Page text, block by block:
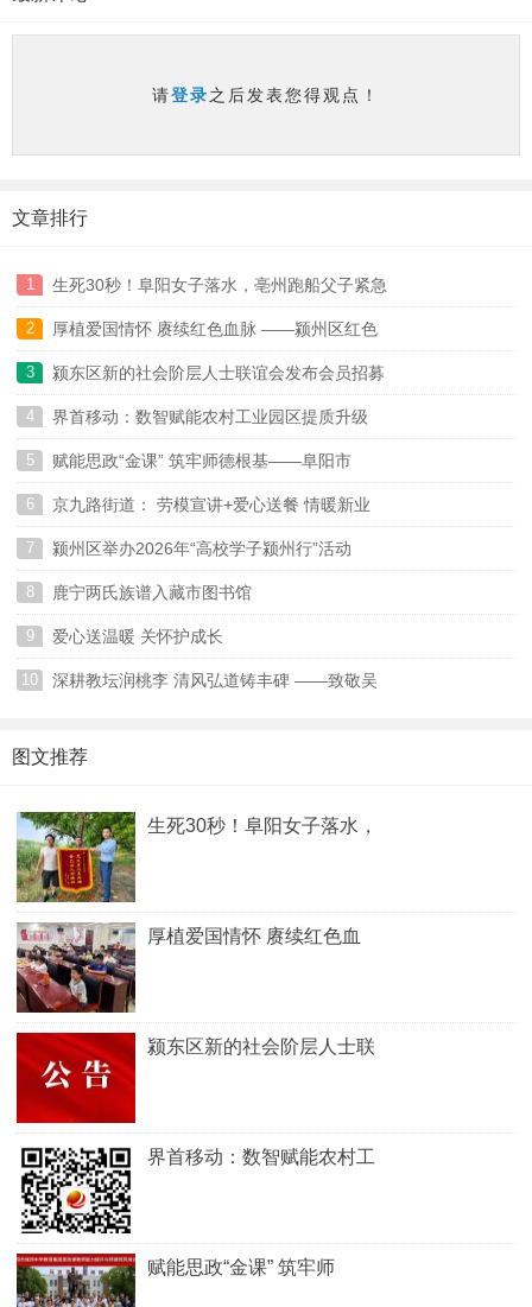
请登录之后发表您得观点！
文章排行
1 生死30秒！阜阳女子落水，亳州跑船父子紧急
2 厚植爱国情怀 赓续红色血脉 ——颍州区红色
3 颍东区新的社会阶层人士联谊会发布会员招募
4 界首移动：数智赋能农村工业园区提质升级
5 赋能思政“金课” 筑牢师德根基——阜阳市
6 京九路街道： 劳模宣讲+爱心送餐 情暖新业
7 颍州区举办2026年“高校学子颍州行”活动
8 鹿宁两氏族谱入藏市图书馆
9 爱心送温暖 关怀护成长
10 深耕教坛润桃李 清风弘道铸丰碑 ——致敬吴
图文推荐
生死30秒！阜阳女子落水，
厚植爱国情怀 赓续红色血
颍东区新的社会阶层人士联
界首移动：数智赋能农村工
赋能思政“金课” 筑牢师